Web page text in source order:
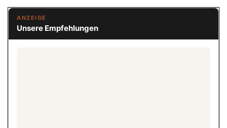
ANZEIGE
Unsere Empfehlungen